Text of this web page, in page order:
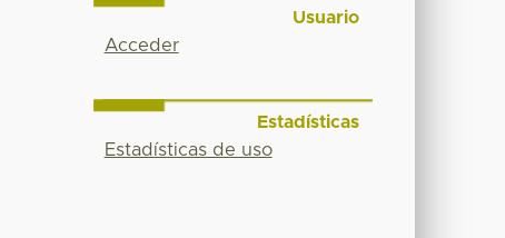
Usuario
Acceder
Estadísticas
Estadísticas de uso